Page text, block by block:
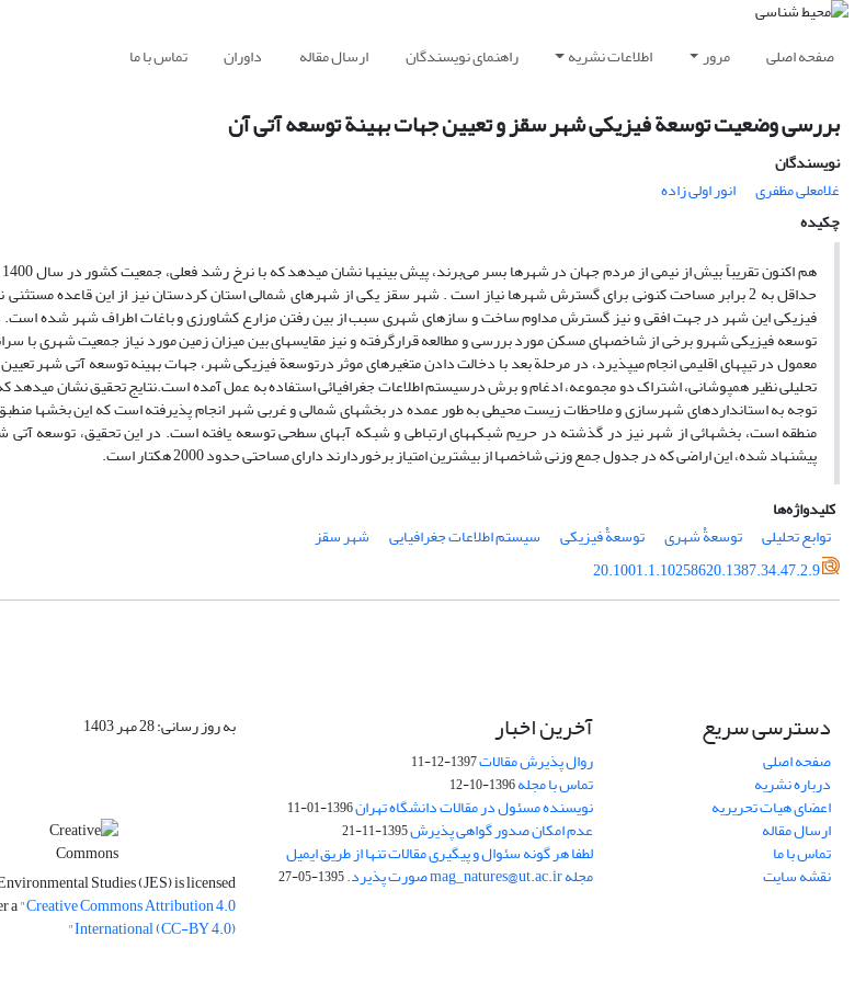
صفحه اصلی مرور اطلاعات نشریه راهنمای نویسندگان ارسال مقاله داوران تماس با ما
بررسی وضعیت توسعة فیزیکی شهر سقز و تعیین جهات بهینة توسعه آتی آن
نویسندگان
غلامعلی مظفری
انور اولی زاده
چکیده
حداقل به 2 برابر مساحت کنونی برای گسترش شهرها نیاز است . شهر سقز یکی از شهرهای شمالی استان کردستان نیز از این قاعده
فیزیکی این شهر در جهت افقی و نیز گسترش مداوم ساخت و سازهای شهری سبب از بین رفتن مزارع کشاورزی و باغات اطراف شهر شده است. در
توسعه فیزیکی شهرو برخی از شاخص‏های مسکن مورد بررسی و مطالعه قرارگرفته و نیز مقایسه‏ای بین میزان زمین مورد نیاز جمعیت شهری با
معمول در تیپ‏های اقلیمی انجام می‏پذیرد، در مرحلة بعد با دخالت دادن متغیرهای موثر درتوسعة فیزیکی شهر، جهات بهینه توسعه آتی شهر تعیین
تحلیلی نظیر همپوشانی، اشتراک دو مجموعه، ادغام و برش درسیستم اطلاعات جغرافیائی استفاده به عمل آمده است.نتایج تحقیق نشان
توجه به استاندارد‏های شهرسازی و ملاحظات زیست محیطی به طور عمده در بخش‏های شمالی و غربی شهر انجام پذیرفته است که این بخش‏ها
منطقه است، بخش‏هائی از شهر نیز در گذشته در حریم شبکه‏های ارتباطی و شبکه آب‏های سطحی توسعه یافته است. در این تحقیق، توسعه
پیشنهاد شده، این اراضی که در جدول جمع وزنی شاخص‏ها از بیشترین امتیاز برخوردارند دارای مساحتی حدود 2000 هکتار است.
کلیدواژه‌ها
توابع تحلیلی
توسعةْ شهری توسعةْ فیزیکی سیستم اطلاعات جغرافیایی
شهر سقز
20.1001.1.10258620.1387.34.47.2.9
دسترسی سریع
صفحه اصلی
درباره نشریه
اعضای هیات تحریریه
ارسال مقاله
تماس با ما
نقشه سایت
آخرین اخبار
روال پذیرش مقالات1397-12-11
تماس با مجله1396-10-12
نویسنده مسئول در مقالات دانشگاه تهران1396-01-11
عدم امکان صدور گواهی پذیرش1395-11-21
لطفا هر گونه سئوال و پیگیری مقالات تنها از طریق ایمیل
مجله mag_natures@ut.ac.ir صورت پذیرد. 1395-05-27
به روز رسانی: 28 مهر 1403
Studies (JES) is licensed
a"Creative Commons Attribution 4.0
International (CC-BY 4.0)"